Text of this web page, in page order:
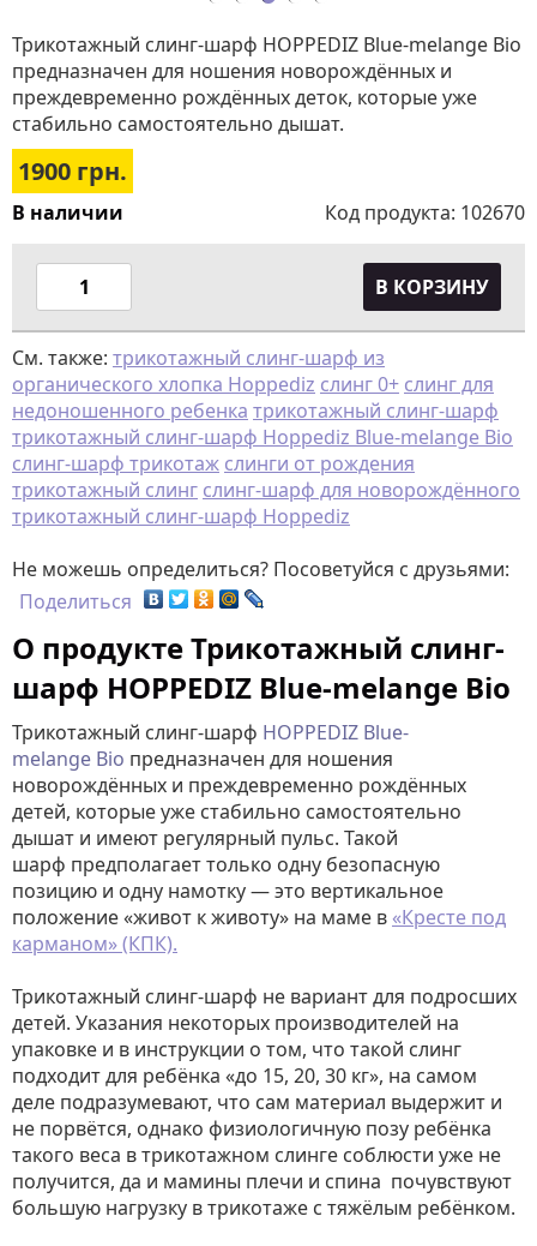
Трикотажный слинг-шарф HOPPEDIZ Blue-melange Bio
предназначен для ношения новорождённых и
преждевременно рождённых деток, которые уже
стабильно самостоятельно дышат.
1900 грн.
В наличии Код продукта: 102670
В КОРЗИНУ
См. также: трикотажный слинг-шарф из
органического хлопка Hoppediz слинг 0+ слинг для
недоношенного ребенка трикотажный слинг-шарф
трикотажный слинг-шарф Hoppediz Blue-melange Bio
слинг-шарф трикотаж слинги от рождения
трикотажный слинг слинг-шарф для новорождённого
трикотажный слинг-шарф Hoppediz
Не можешь определиться? Посоветуйся с друзьями:
Поделиться
О продукте Трикотажный слинг-
шарф HOPPEDIZ Blue-melange Bio
Трикотажный слинг-шарф HOPPEDIZ Blue-
melange Bio предназначен для ношения
новорождённых и преждевременно рождённых
детей, которые уже стабильно самостоятельно
дышат и имеют регулярный пульс. Такой
шарф предполагает только одну безопасную
позицию и одну намотку — это вертикальное
положение «живот к животу» на маме в «Кресте под
карманом» (КПК).
Трикотажный слинг-шарф не вариант для подросших
детей. Указания некоторых производителей на
упаковке и в инструкции о том, что такой слинг
подходит для ребёнка «до 15, 20, 30 кг», на самом
деле подразумевают, что сам материал выдержит и
не порвётся, однако физиологичную позу ребёнка
такого веса в трикотажном слинге соблюсти уже не
получится, да и мамины плечи и спина почувствуют
большую нагрузку в трикотаже с тяжёлым ребёнком.